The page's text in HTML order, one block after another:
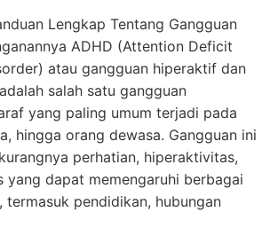
Lengkap Tentang Gangguan
ADHD (Attention Deficit
atau gangguan hiperaktif dan
salah satu gangguan
yang paling umum terjadi pada
hingga orang dewasa. Gangguan ini
perhatian, hiperaktivitas,
yang dapat memengaruhi berbagai
termasuk pendidikan, hubungan